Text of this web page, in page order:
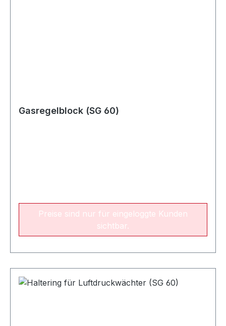
Gasregelblock (SG 60)
Preise sind nur für eingeloggte Kunden
sichtbar.